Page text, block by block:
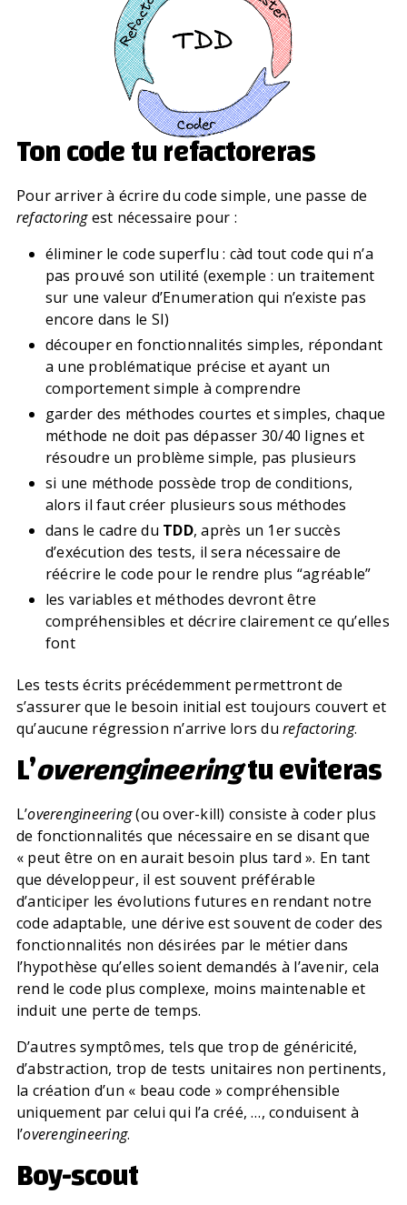
Ton code tu refactoreras
Pour arriver à écrire du code simple, une passe de
refactoringest nécessaire pour :
éliminer le code superflu : càd tout code qui n’a
pas prouvé son utilité (exemple : un traitement
sur une valeur d’Enumeration qui n’existe pas
encore dans le SI)
découper en fonctionnalités simples, répondant
a une problématique précise et ayant un
comportement simple à comprendre
garder des méthodes courtes et simples, chaque
méthode ne doit pas dépasser 30/40 lignes et
résoudre un problème simple, pas plusieurs
si une méthode possède trop de conditions,
alors il faut créer plusieurs sous méthodes
dans le cadre du TDD, après un 1er succès
d’exécution des tests, il sera nécessaire de
réécrire le code pour le rendre plus “agréable”
les variables et méthodes devront être
compréhensibles et décrire clairement ce qu’elles
font
Les tests écrits précédemment permettront de
s’assurer que le besoin initial est toujours couvert et
qu’aucune régression n’arrive lors durefactoring.
L’overengineeringtu eviteras
L’overengineering(ou over-kill) consiste à coder plus
de fonctionnalités que nécessaire en se disant que
« peut être on en aurait besoin plus tard ». En tant
que développeur, il est souvent préférable
d’anticiper les évolutions futures en rendant notre
code adaptable, une dérive est souvent de coder des
fonctionnalités non désirées par le métier dans
l’hypothèse qu’elles soient demandés à l’avenir, cela
rend le code plus complexe, moins maintenable et
induit une perte de temps.
D’autres symptômes, tels que trop de généricité,
d’abstraction, trop de tests unitaires non pertinents,
la création d’un « beau code » compréhensible
uniquement par celui qui l’a créé, …, conduisent à
l’overengineering.
Boy-scout